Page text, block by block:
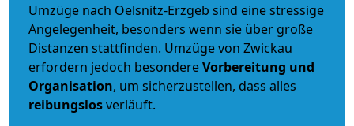
Umzüge nach Oelsnitz-Erzgeb sind eine stressige
Angelegenheit, besonders wenn sie über große
Distanzen stattfinden. Umzüge von Zwickau
erfordern jedoch besondereVorbereitung und
Organisation, um sicherzustellen, dass alles
reibungslosverläuft.